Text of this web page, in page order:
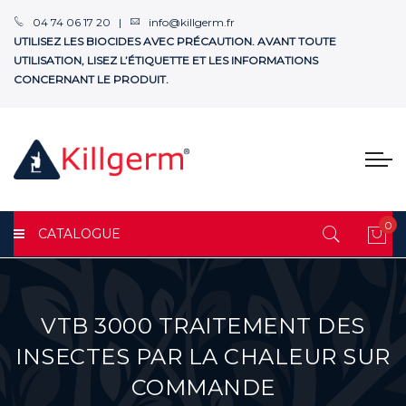
04 74 06 17 20 |
info@killgerm.fr
UTILISEZ LES BIOCIDES AVEC PRÉCAUTION. AVANT TOUTE
UTILISATION, LISEZ L’ÉTIQUETTE ET LES INFORMATIONS
CONCERNANT LE PRODUIT.
CATALOGUE
0
VTB 3000 TRAITEMENT DES
INSECTES PAR LA CHALEUR SUR
COMMANDE